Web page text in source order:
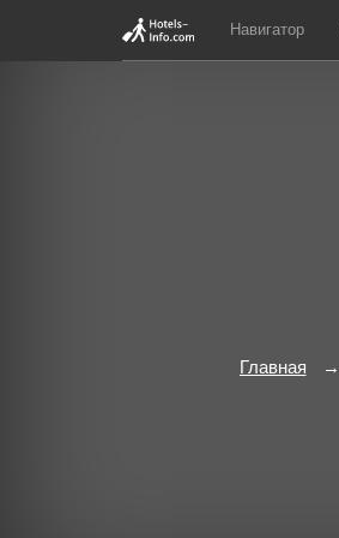
Навигатор
Главная